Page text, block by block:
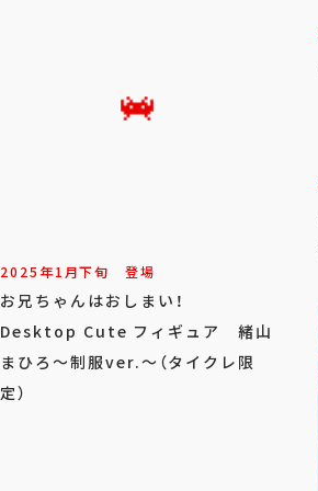
2025年1月下旬 登場
お兄ちゃんはおしまい！
Desktop Cute フィギュア 緒山
まひろ～制服ver.～（タイクレ限
定）